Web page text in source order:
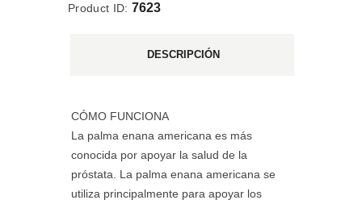
Product ID: 7623
DESCRIPCIÓN
CÓMO FUNCIONA
La palma enana americana es más
conocida por apoyar la salud de la
próstata. La palma enana americana se
utiliza principalmente para apoyar los